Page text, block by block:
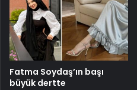
Fatma Soydaş’ın başı
büyük dertte